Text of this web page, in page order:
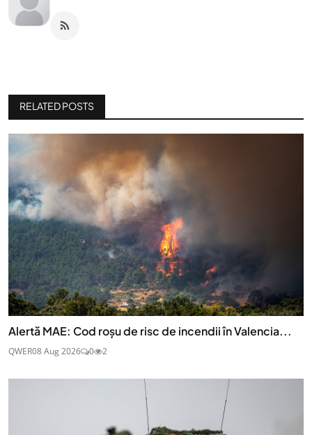
RELATED POSTS
Alertă MAE: Cod roșu de risc de incendii în Valencia...
QWER08 Aug 2026 0 2